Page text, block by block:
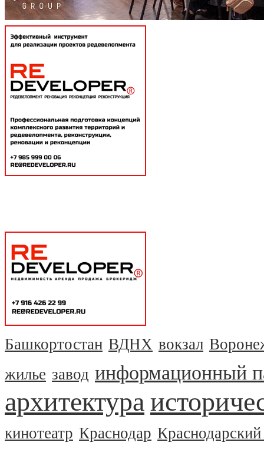
Башкортостан ВДНХ вокзал
жилье завод информационный
архитектура
кинотеатр Краснодар